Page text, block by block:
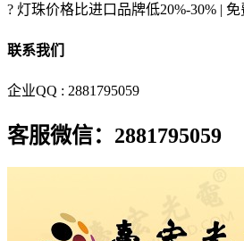
? 灯珠价格比进口品牌低20%-30% |
联系我们
企业QQ : 2881795059
客服微信：2881795059